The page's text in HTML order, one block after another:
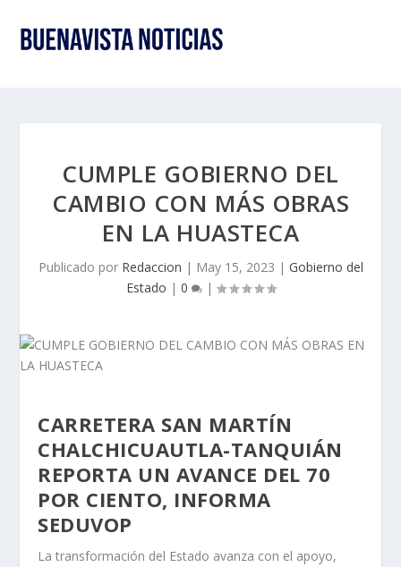
CUMPLE GOBIERNO DEL
CAMBIO CON MÁS OBRAS
EN LA HUASTECA
Publicado por Redaccion | May 15, 2023 | Gobierno del
Estado | 0 |
CARRETERA SAN MARTÍN
CHALCHICUAUTLA-TANQUIÁN
REPORTA UN AVANCE DEL 70
POR CIENTO, INFORMA
SEDUVOP
La transformación del Estado avanza con el apoyo,